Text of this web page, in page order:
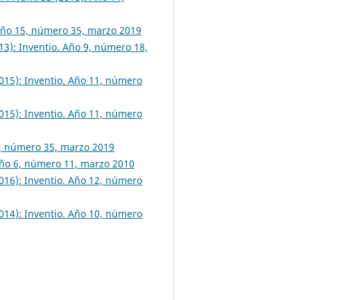
15, número 35, marzo 2019
Inventio. Año 9, número 18,
Inventio. Año 11, número
Inventio. Año 11, número
35, marzo 2019
6, número 11, marzo 2010
Inventio. Año 12, número
Inventio. Año 10, número